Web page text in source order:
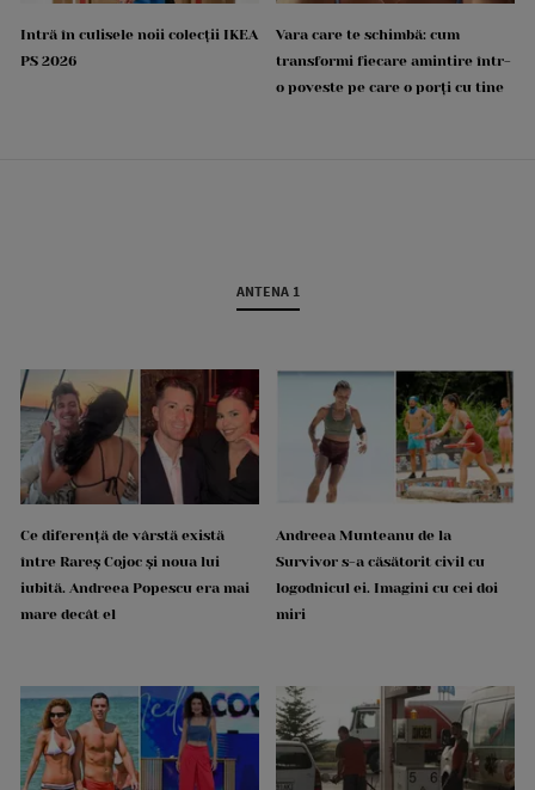
Intră în culisele noii colecții IKEA
PS 2026
Vara care te schimbă: cum
transformi fiecare amintire într-
o poveste pe care o porți cu tine
ANTENA 1
Ce diferență de vârstă există
între Rareș Cojoc și noua lui
iubită. Andreea Popescu era mai
mare decât el
Andreea Munteanu de la
Survivor s-a căsătorit civil cu
logodnicul ei. Imagini cu cei doi
miri